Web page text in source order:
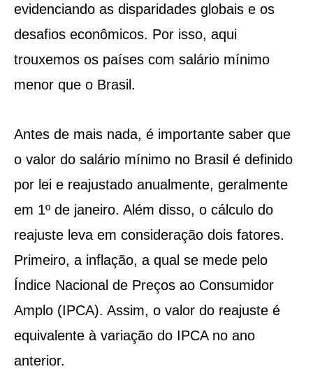
evidenciando as disparidades globais e os
desafios econômicos. Por isso, aqui
trouxemos os países com salário mínimo
menor que o Brasil.
Antes de mais nada, é importante saber que
o valor do salário mínimo no Brasil é definido
por lei e reajustado anualmente, geralmente
em 1º de janeiro. Além disso, o cálculo do
reajuste leva em consideração dois fatores.
Primeiro, a inflação, a qual se mede pelo
Índice Nacional de Preços ao Consumidor
Amplo (IPCA). Assim, o valor do reajuste é
equivalente à variação do IPCA no ano
anterior.